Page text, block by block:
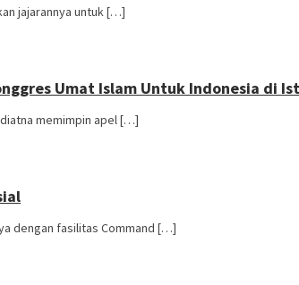
jajarannya untuk […]
Umat Islam Untuk Indonesia di
memimpin apel […]
dengan fasilitas Command […]